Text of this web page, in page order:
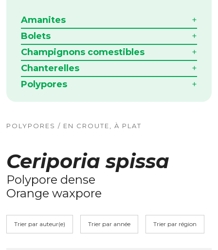
Amanites
Bolets
Champignons comestibles
Chanterelles
Polypores
POLYPORES / EN CROUTE, À PLAT
Ceriporia spissa
Polypore dense
Orange waxpore
Trier par auteur(e) Trier par année Trier par région